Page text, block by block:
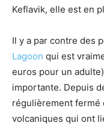
Keflavik, elle est en
Il y a par contre des
Lagoon qui est
euros pour un
importante. Depuis
régulièrement fermé
volcaniques qui ont